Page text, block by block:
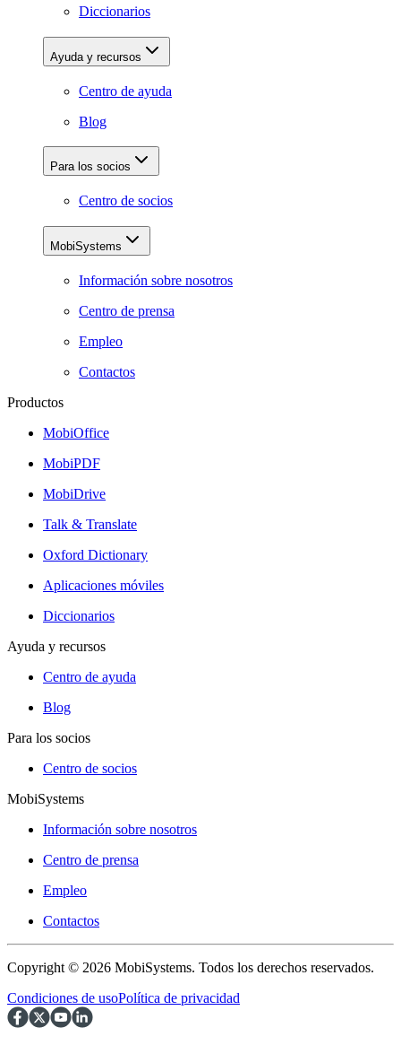
Diccionarios
Ayuda y recursos
Centro de ayuda
Blog
Para los socios
Centro de socios
MobiSystems
Información sobre nosotros
Centro de prensa
Empleo
Contactos
Productos
MobiOffice
MobiPDF
MobiDrive
Talk & Translate
Oxford Dictionary
Aplicaciones móviles
Diccionarios
Ayuda y recursos
Centro de ayuda
Blog
Para los socios
Centro de socios
MobiSystems
Información sobre nosotros
Centro de prensa
Empleo
Contactos
Copyright © 2026 MobiSystems. Todos los derechos reservados.
Condiciones de usoPolítica de privacidad